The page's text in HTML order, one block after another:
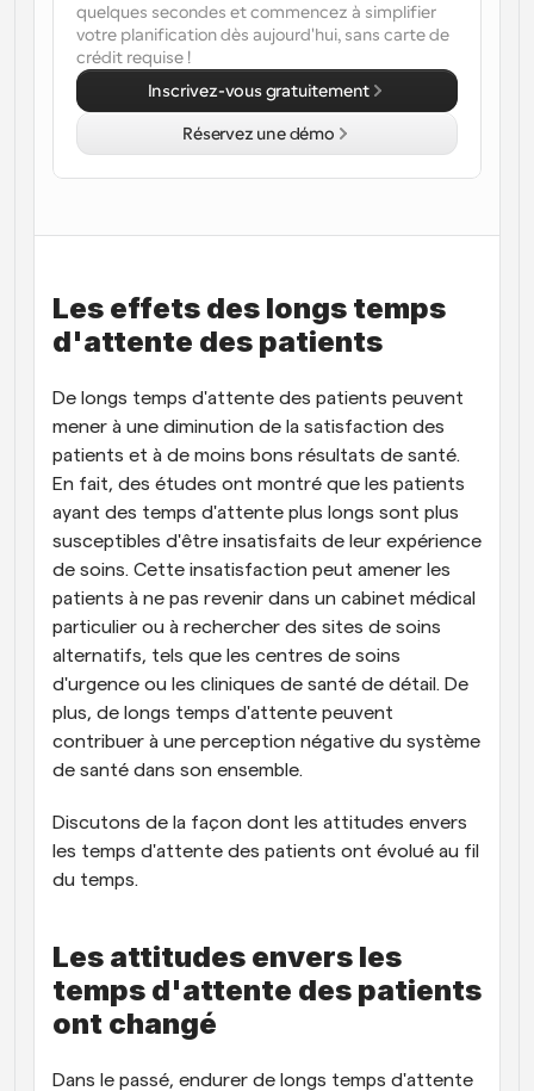
Programmation surpuissante avec des appels
Flux de travail
Automatiser la planification et les rappels
Blog
Restez à jour avec les dernières nouvelles et mises à
jour
Rencontrez des clients en quelques minutes
Réservez facilement des réunions avec plusieurs
personnes
Soyez informé lorsque quelque chose se passe
Les effets des longs temps
d'attente des patients
De longs temps d'attente des patients peuvent
mener à une diminution de la satisfaction des
patients et à de moins bons résultats de santé.
En fait, des études ont montré que les patients
ayant des temps d'attente plus longs sont plus
susceptibles d'être insatisfaits de leur expérience
de soins. Cette insatisfaction peut amener les
patients à ne pas revenir dans un cabinet médical
particulier ou à rechercher des sites de soins
alternatifs, tels que les centres de soins
d'urgence ou les cliniques de santé de détail. De
plus, de longs temps d'attente peuvent
contribuer à une perception négative du système
de santé dans son ensemble.
Discutons de la façon dont les attitudes envers
les temps d'attente des patients ont évolué au fil
du temps.
Les attitudes envers les
temps d'attente des patients
ont changé
Dans le passé, endurer de longs temps d'attente
quelques secondes et commencez à simplifier
votre planification dès aujourd'hui, sans carte de
crédit requise !
Inscrivez-vous gratuitement
Réservez une démo